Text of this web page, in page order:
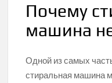
Почему
машина
Одной из самых
стиральная машина